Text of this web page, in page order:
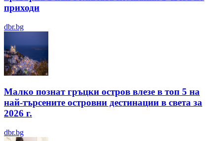
приходи
dbr.bg
Малко познат гръцки остров влезе в топ 5 на
най-търсените островни дестинации в света за
2026 г.
dbr.bg